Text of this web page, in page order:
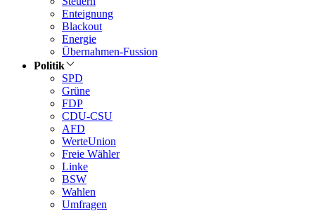
Enteignung
Blackout
Energie
Übernahmen-Fussion
Politik
SPD
Grüne
FDP
CDU-CSU
AFD
WerteUnion
Freie Wähler
Linke
BSW
Wahlen
Umfragen